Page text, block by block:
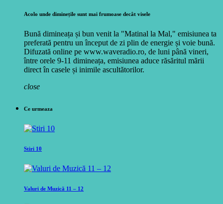
Acolo unde diminețile sunt mai frumoase decât visele
Bună dimineața și bun venit la "Matinal la Mal," emisiunea ta
preferată pentru un început de zi plin de energie și voie bună.
Difuzată online pe www.waveradio.ro, de luni până vineri,
între orele 9-11 dimineața, emisiunea aduce răsăritul mării
direct în casele și inimile ascultătorilor.
close
Ce urmeaza
Stiri 10
Valuri de Muzică 11 – 12